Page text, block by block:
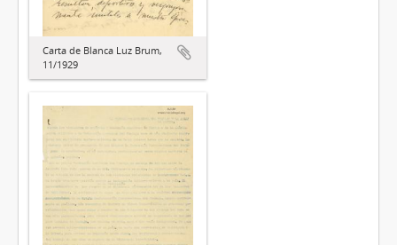
Carta de Blanca Luz Brum,
11/1929